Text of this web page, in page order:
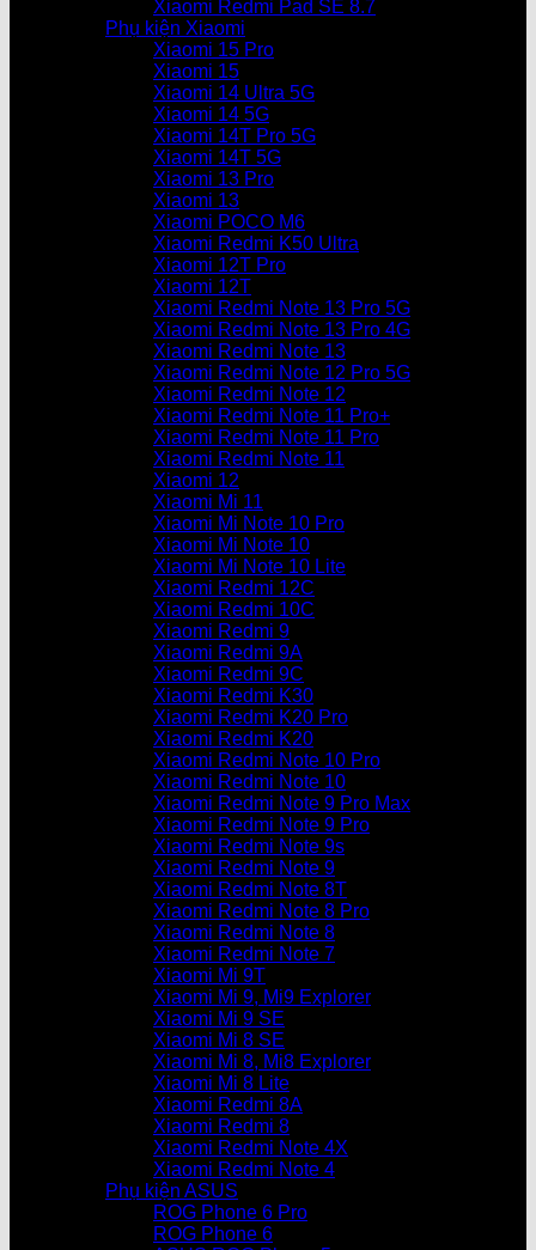
Xiaomi Redmi Pad SE 8.7
Phụ kiện Xiaomi
Xiaomi 15 Pro
Xiaomi 15
Xiaomi 14 Ultra 5G
Xiaomi 14 5G
Xiaomi 14T Pro 5G
Xiaomi 14T 5G
Xiaomi 13 Pro
Xiaomi 13
Xiaomi POCO M6
Xiaomi Redmi K50 Ultra
Xiaomi 12T Pro
Xiaomi 12T
Xiaomi Redmi Note 13 Pro 5G
Xiaomi Redmi Note 13 Pro 4G
Xiaomi Redmi Note 13
Xiaomi Redmi Note 12 Pro 5G
Xiaomi Redmi Note 12
Xiaomi Redmi Note 11 Pro+
Xiaomi Redmi Note 11 Pro
Xiaomi Redmi Note 11
Xiaomi 12
Xiaomi Mi 11
Xiaomi Mi Note 10 Pro
Xiaomi Mi Note 10
Xiaomi Mi Note 10 Lite
Xiaomi Redmi 12C
Xiaomi Redmi 10C
Xiaomi Redmi 9
Xiaomi Redmi 9A
Xiaomi Redmi 9C
Xiaomi Redmi K30
Xiaomi Redmi K20 Pro
Xiaomi Redmi K20
Xiaomi Redmi Note 10 Pro
Xiaomi Redmi Note 10
Xiaomi Redmi Note 9 Pro Max
Xiaomi Redmi Note 9 Pro
Xiaomi Redmi Note 9s
Xiaomi Redmi Note 9
Xiaomi Redmi Note 8T
Xiaomi Redmi Note 8 Pro
Xiaomi Redmi Note 8
Xiaomi Redmi Note 7
Xiaomi Mi 9T
Xiaomi Mi 9, Mi9 Explorer
Xiaomi Mi 9 SE
Xiaomi Mi 8 SE
Xiaomi Mi 8, Mi8 Explorer
Xiaomi Mi 8 Lite
Xiaomi Redmi 8A
Xiaomi Redmi 8
Xiaomi Redmi Note 4X
Xiaomi Redmi Note 4
Phụ kiện ASUS
ROG Phone 6 Pro
ROG Phone 6